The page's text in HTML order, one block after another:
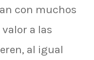
con muchos
a las
al igual